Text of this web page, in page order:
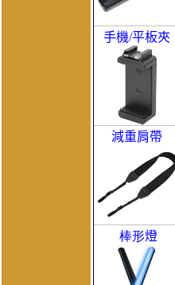
手機/平板夾
減重肩帶
棒形燈